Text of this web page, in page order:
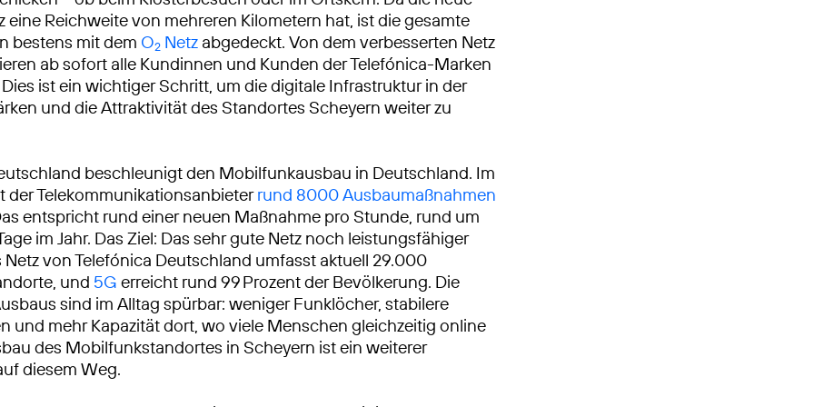
eine Reichweite von mehreren Kilometern hat, ist die gesamte
bestens mit dem O2 Netz abgedeckt. Von dem verbesserten Netz
ab sofort alle Kundinnen und Kunden der Telefónica-Marken
ist ein wichtiger Schritt, um die digitale Infrastruktur in der
und die Attraktivität des Standortes Scheyern weiter zu
beschleunigt den Mobilfunkausbau in Deutschland. Im
der Telekommunikationsanbieterrund 8000 Ausbaumaßnahmen
entspricht rund einer neuen Maßnahme pro Stunde, rund um
im Jahr. Das Ziel: Das sehr gute Netz noch leistungsfähiger
Netz von Telefónica Deutschland umfasst aktuell 29.000
und 5G erreicht rund 99 Prozent der Bevölkerung. Die
sind im Alltag spürbar: weniger Funklöcher, stabilere
und mehr Kapazität dort, wo viele Menschen gleichzeitig online
des Mobilfunkstandortes in Scheyern ist ein weiterer
diesem Weg.